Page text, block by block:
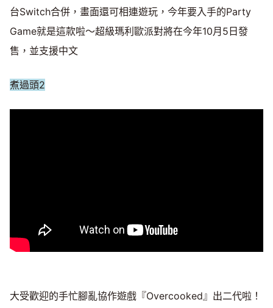
台Switch合併，畫面還可相連遊玩，今年要入手的Party
Game就是這款啦～超級瑪利歐派對將在今年10月5日發
售，並支援中文
煮過頭2
大受歡迎的手忙腳亂協作遊戲『Overcooked』出二代啦！